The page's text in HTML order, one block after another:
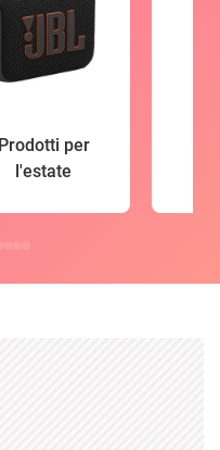
Prodotti per
l'estate